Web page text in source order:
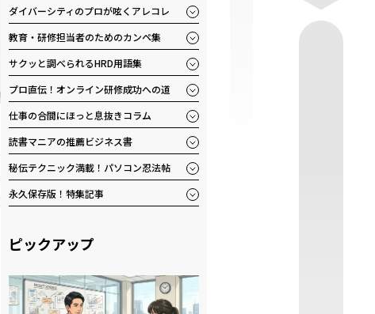
ダイバーシティのプロが呟くアレコレ
教育・研修担当者のためのカンペ集
サクッと調べられるHRD用語集
プロ直伝！オンライン研修成功への道
仕事の合間にほっと息抜きコラム
読書マニアの推薦ビジネス書
秘伝テクニック満載！パソコン忍法帖
永久保存版！特集記事
ピックアップ